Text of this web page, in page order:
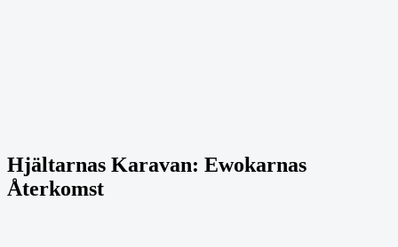
Hjältarnas Karavan: Ewokarnas
Återkomst